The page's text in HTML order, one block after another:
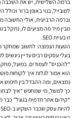
ברמה השלישית, יש את השכבה
למובייל, בנוי באופן ברור וכולל
וברמה הרביעית, אולי החשובה
מבין מיד מה מציעים לו, נתקל
זו בעיית SEO.
הטעות הנפוצה: לחשוב שמחקר
בעלי עסקים רבים עדיין
“להכניס” לעמודים. בפועל,
הוא אמור לגלות איך לקוחות
נמצאים, ומה ההבדל בין חיפוש
כך למשל, מי שמחפש “איך
“קידום אתר תדמית בגוגל” כבר
להיות עסק שכבר השקיע ב-SEO ומרגיש תקוע.